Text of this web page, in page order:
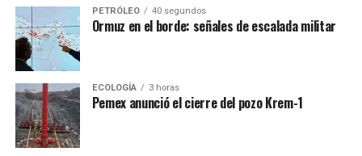
PETRÓLEO 40 segundos
Ormuz en el borde: señales de escalada militar
ECOLOGÍA 3 horas
Pemex anunció el cierre del pozo Krem-1